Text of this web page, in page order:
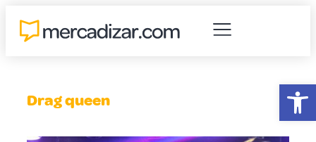
Drag queen